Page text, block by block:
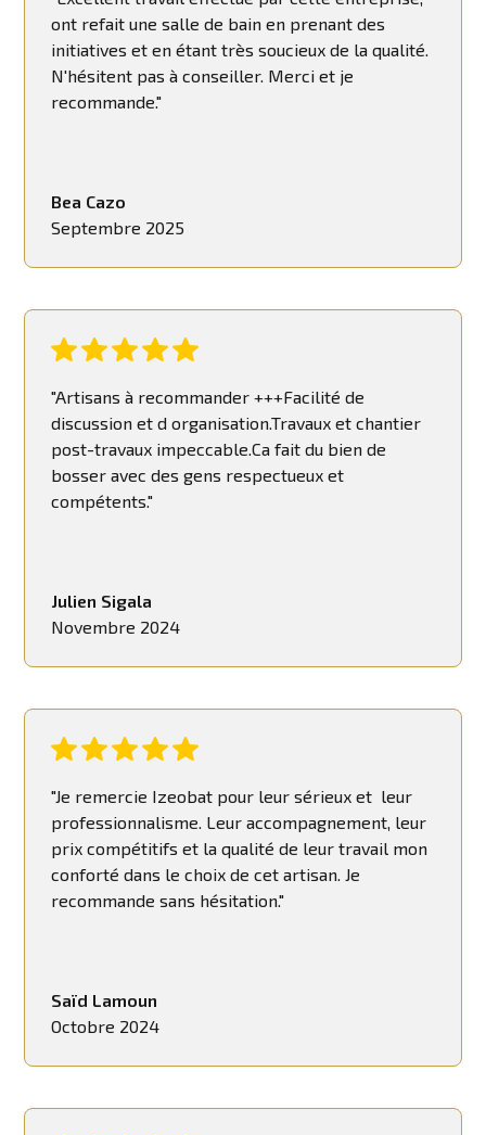
ont refait une salle de bain en prenant des
initiatives et en étant très soucieux de la qualité.
N'hésitent pas à conseiller. Merci et je
recommande."
Bea Cazo
Septembre 2025
"Artisans à recommander +++Facilité de
discussion et d organisation.Travaux et chantier
post-travaux impeccable.Ca fait du bien de
bosser avec des gens respectueux et
compétents."
Julien Sigala
Novembre 2024
"Je remercie Izeobat pour leur sérieux et leur
professionnalisme. Leur accompagnement, leur
prix compétitifs et la qualité de leur travail mon
conforté dans le choix de cet artisan. Je
recommande sans hésitation."
Saïd Lamoun
Octobre 2024